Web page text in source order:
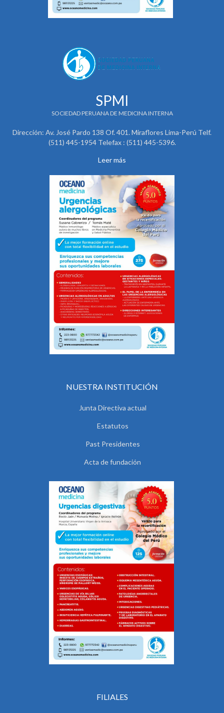
SPMI
SOCIEDAD PERUANA DE MEDICINA INTERNA
Dirección: Av. José Pardo 138 Of. 401. Miraflores Lima-Perú Telf.
(511) 445-1954 Telefax : (511) 445-5396.
Leer más
NUESTRA INSTITUCIÓN
Junta Directiva actual
Estatutos
Past Presidentes
Acta de fundación
FILIALES